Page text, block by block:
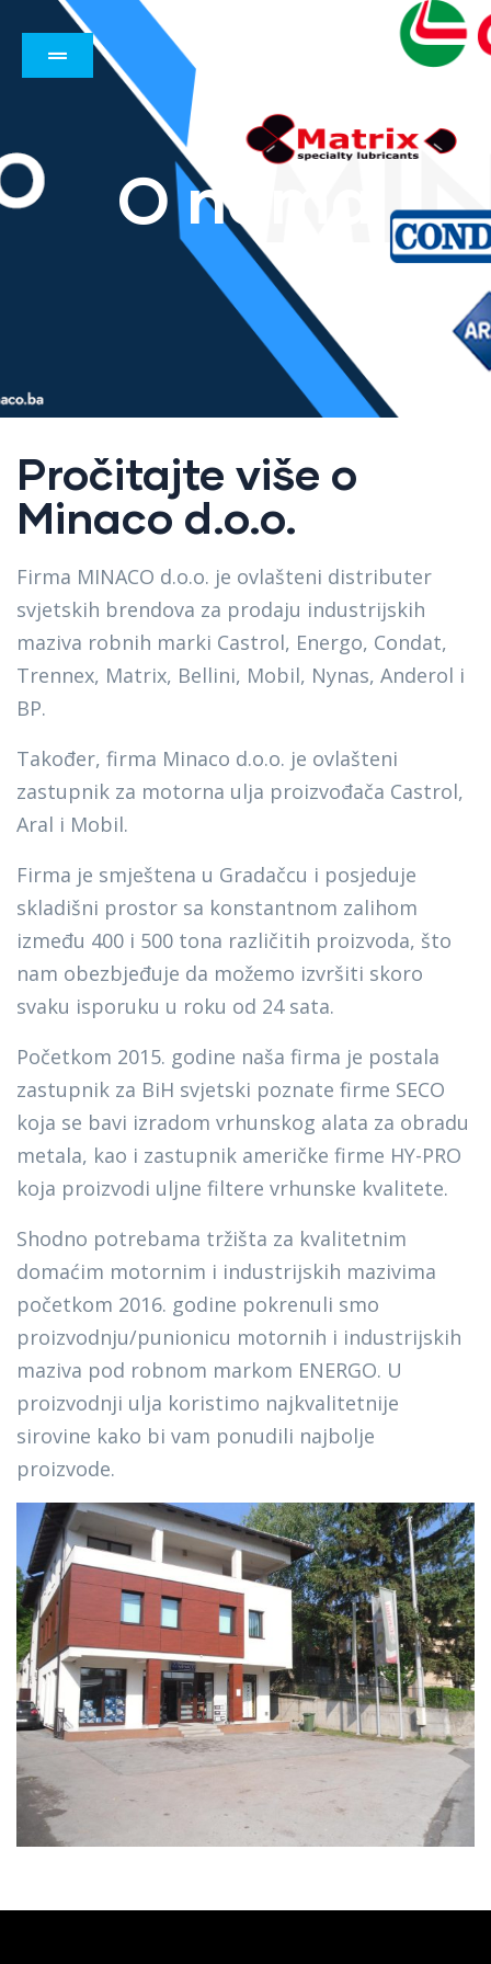
O nama
Pročitajte više o
Minaco d.o.o.
Firma MINACO d.o.o. je ovlašteni distributer
svjetskih brendova za prodaju industrijskih
maziva robnih marki Castrol, Energo, Condat,
Trennex, Matrix, Bellini, Mobil, Nynas, Anderol i
BP.
Također, firma Minaco d.o.o. je ovlašteni
zastupnik za motorna ulja proizvođača Castrol,
Aral i Mobil.
Firma je smještena u Gradačcu i posjeduje
skladišni prostor sa konstantnom zalihom
između 400 i 500 tona različitih proizvoda, što
nam obezbjeđuje da možemo izvršiti skoro
svaku isporuku u roku od 24 sata.
Početkom 2015. godine naša firma je postala
zastupnik za BiH svjetski poznate firme SECO
koja se bavi izradom vrhunskog alata za obradu
metala, kao i zastupnik američke firme HY-PRO
koja proizvodi uljne filtere vrhunske kvalitete.
Shodno potrebama tržišta za kvalitetnim
domaćim motornim i industrijskih mazivima
početkom 2016. godine pokrenuli smo
proizvodnju/punionicu motornih i industrijskih
maziva pod robnom markom ENERGO. U
proizvodnji ulja koristimo najkvalitetnije
sirovine kako bi vam ponudili najbolje
proizvode.